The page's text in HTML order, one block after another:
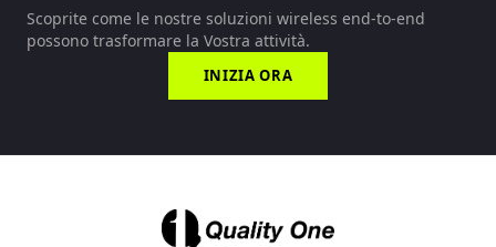
Scoprite come le nostre soluzioni wireless end-to-end
possono trasformare la Vostra attività.
INIZIA ORA